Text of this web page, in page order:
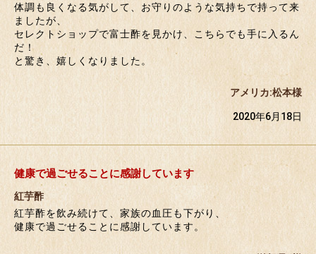
体調も良くなる気がして、お守りのような気持ちで持って来
ましたが、
セレクトショップで富士酢を見かけ、こちらでも手に入るん
だ！
と驚き、嬉しくなりました。
アメリカ:松本様
2020年6月18日
健康で過ごせることに感謝しています
紅芋酢
紅芋酢を飲み続けて、家族の血圧も下がり、
健康で過ごせることに感謝しています。